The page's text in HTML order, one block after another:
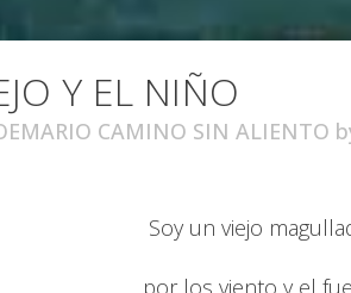
Y EL NIÑO
CAMINO SIN ALIENTO
Soy un viejo
por los viento y el